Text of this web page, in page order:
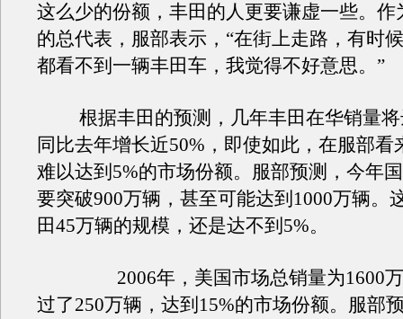
这么少的份额，丰田的人更要谦虚一些。作
的总代表，服部表示，“在街上走路，有时
都看不到一辆丰田车，我觉得不好意思。”
根据丰田的预测，几年丰田在华销量将
同比去年增长近50%，即使如此，在服部看
难以达到5%的市场份额。服部预测，今年
要突破900万辆，甚至可能达到1000万辆。
田45万辆的规模，还是达不到5%。
2006年，美国市场总销量为1600万
过了250万辆，达到15%的市场份额。服部